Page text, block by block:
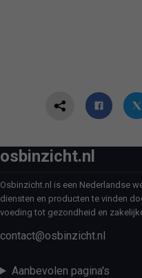
osbinzicht.nl
Osbinzicht.nl is een Nederlandse
diensten en producten te vinden
voeding tot gezondheid en
contact@osbinzicht.nl
Aanbevolen pagina's